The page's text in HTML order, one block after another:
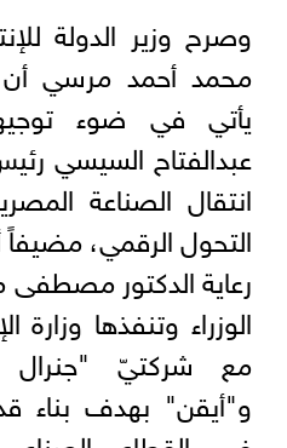
وصرح وزير الدولة
محمد أحمد مرسي أن
يأتي في ضوء
عبدالفتاح السيسي
انتقال الصناعة
التحول الرقمي، مضيفاً
رعاية الدكتور
الوزراء وتنفذها وزارة
مع شركتيّ "جنرال
و"أيقن" بهدف بناء